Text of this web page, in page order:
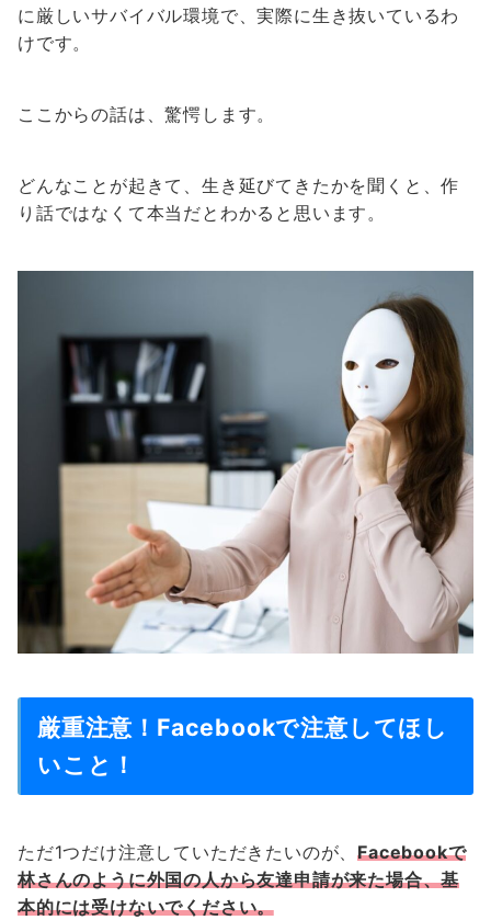
に厳しいサバイバル環境で、実際に生き抜いているわ
けです。
ここからの話は、驚愕します。
どんなことが起きて、生き延びてきたかを聞くと、作
り話ではなくて本当だとわかると思います。
厳重注意！Facebookで注意してほし
いこと！
ただ1つだけ注意していただきたいのが、Facebookで
林さんのように外国の人から友達申請が来た場合、基
本的には受けないでください。